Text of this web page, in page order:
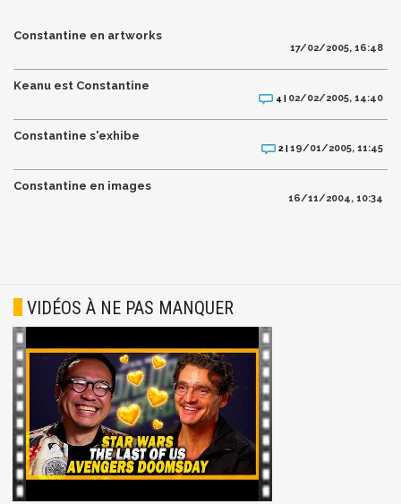
Constantine en artworks
17/02/2005, 16:48
Keanu est Constantine
4 | 02/02/2005, 14:40
Constantine s'exhibe
2 |19/01/2005, 11:45
Constantine en images
16/11/2004, 10:34
VIDÉOS À NE PAS MANQUER